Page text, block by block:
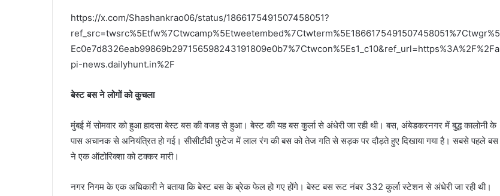
https://x.com/Shashankrao06/status/1866175491507458051?
ref_src=twsrc%5Etfw%7Ctwcamp%5Etweetembed%7Ctwterm%5E1866175491507458051%7Ctwgr%5
Ec0e7d8326eab99869b297156598243191809e0b7%7Ctwcon%5Es1_c10&ref_url=https%3A%2F%2Fa
pi-news.dailyhunt.in%2F
बेस्ट बस ने लोगों को कुचला
मुंबई में सोमवार को हुआ हादसा बेस्ट बस की वजह से हुआ। बेस्ट की यह बस कुर्ला से अंधेरी जा रही थी। बस, अंबेडकरनगर में बुद्ध कालोनी के
पास अचानक से अनियंत्रित हो गई। सीसीटीवी फुटेज में लाल रंग की बस को तेज गति से सड़क पर दौड़ते हुए दिखाया गया है। सबसे पहले बस
ने एक ऑटोरिक्शा को टक्कर मारी।
नगर निगम के एक अधिकारी ने बताया कि बेस्ट बस के ब्रेक फेल हो गए होंगे। बेस्ट बस रूट नंबर 332 कुर्ला स्टेशन से अंधेरी जा रही थी।